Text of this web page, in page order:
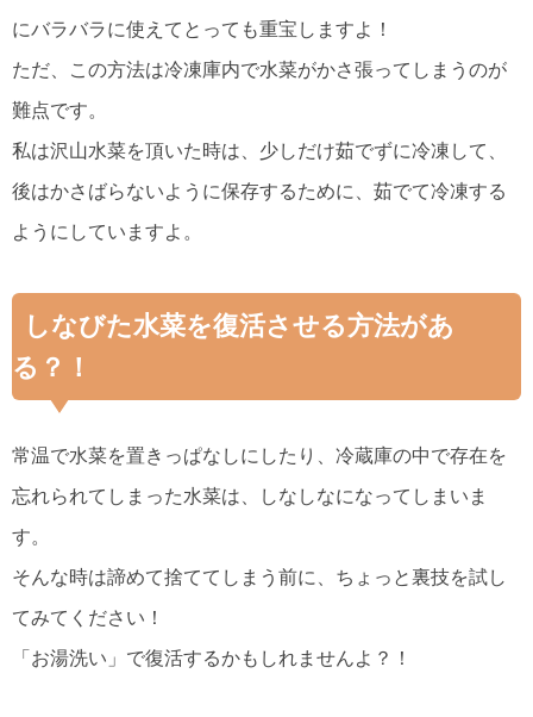
にバラバラに使えてとっても重宝しますよ！
ただ、この方法は冷凍庫内で水菜がかさ張ってしまうのが
難点です。
私は沢山水菜を頂いた時は、少しだけ茹でずに冷凍して、
後はかさばらないように保存するために、茹でて冷凍する
ようにしていますよ。
しなびた水菜を復活させる方法があ
る？！
常温で水菜を置きっぱなしにしたり、冷蔵庫の中で存在を
忘れられてしまった水菜は、しなしなになってしまいま
す。
そんな時は諦めて捨ててしまう前に、ちょっと裏技を試し
てみてください！
「お湯洗い」で復活するかもしれませんよ？！